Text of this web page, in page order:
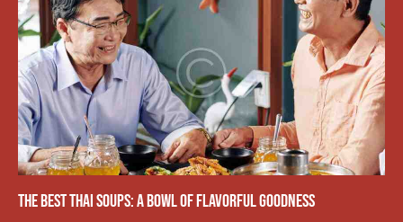
THE BEST THAI SOUPS: A BOWL OF FLAVORFUL GOODNESS